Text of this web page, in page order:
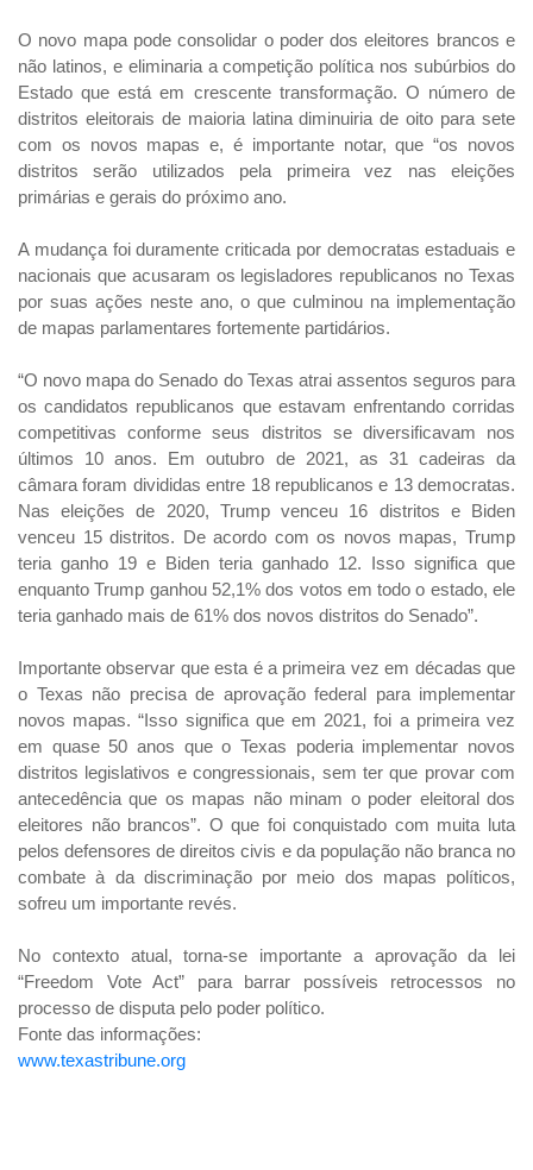
O novo mapa pode consolidar o poder dos eleitores brancos e
não latinos, e eliminaria a competição política nos subúrbios do
Estado que está em crescente transformação. O número de
distritos eleitorais de maioria latina diminuiria de oito para sete
com os novos mapas e, é importante notar, que “os novos
distritos serão utilizados pela primeira vez nas eleições
primárias e gerais do próximo ano.
A mudança foi duramente criticada por democratas estaduais e
nacionais que acusaram os legisladores republicanos no Texas
por suas ações neste ano, o que culminou na implementação
de mapas parlamentares fortemente partidários.
“O novo mapa do Senado do Texas atrai assentos seguros para
os candidatos republicanos que estavam enfrentando corridas
competitivas conforme seus distritos se diversificavam nos
últimos 10 anos. Em outubro de 2021, as 31 cadeiras da
câmara foram divididas entre 18 republicanos e 13 democratas.
Nas eleições de 2020, Trump venceu 16 distritos e Biden
venceu 15 distritos. De acordo com os novos mapas, Trump
teria ganho 19 e Biden teria ganhado 12. Isso significa que
enquanto Trump ganhou 52,1% dos votos em todo o estado, ele
teria ganhado mais de 61% dos novos distritos do Senado”.
Importante observar que esta é a primeira vez em décadas que
o Texas não precisa de aprovação federal para implementar
novos mapas. “Isso significa que em 2021, foi a primeira vez
em quase 50 anos que o Texas poderia implementar novos
distritos legislativos e congressionais, sem ter que provar com
antecedência que os mapas não minam o poder eleitoral dos
eleitores não brancos”. O que foi conquistado com muita luta
pelos defensores de direitos civis e da população não branca no
combate à da discriminação por meio dos mapas políticos,
sofreu um importante revés.
No contexto atual, torna-se importante a aprovação da lei
“Freedom Vote Act” para barrar possíveis retrocessos no
processo de disputa pelo poder político.
Fonte das informações:
www.texastribune.org